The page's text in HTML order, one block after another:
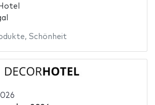
, Schönheit